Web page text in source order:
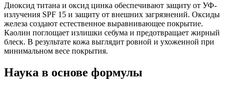
Диоксид титана и оксид цинка обеспечивают защиту от УФ-
излучения SPF 15 и защиту от внешних загрязнений. Оксиды
железа создают естественное выравнивающее покрытие.
Каолин поглощает излишки себума и предотвращает жирный
блеск. В результате кожа выглядит ровной и ухоженной при
минимальном весе покрытия.
Наука в основе формулы